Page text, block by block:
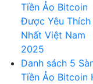
Tiền Ảo Bitcoin
Được Yêu Thích
Nhất Việt Nam
2025
Danh sách 5
Tiền Ảo Bitcoin